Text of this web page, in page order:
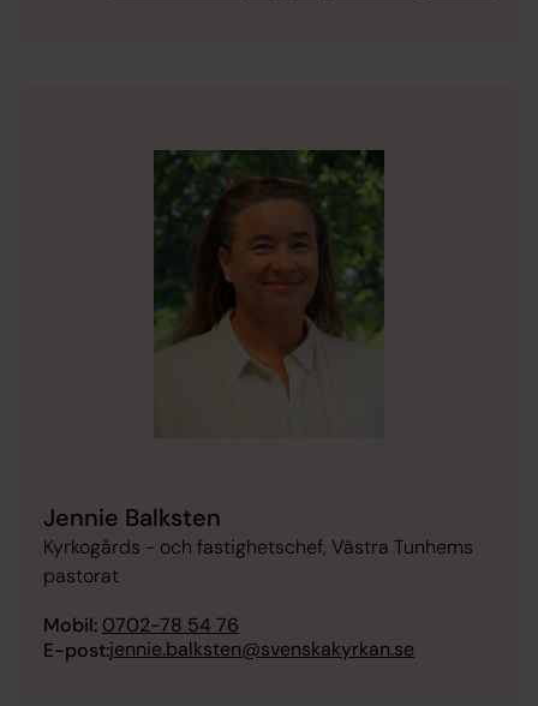
Jennie Balksten
Kyrkogårds - och fastighetschef, Västra Tunhems
pastorat
Mobil: 0702-78 54 76
E-post:jennie.balksten@svenskakyrkan.se